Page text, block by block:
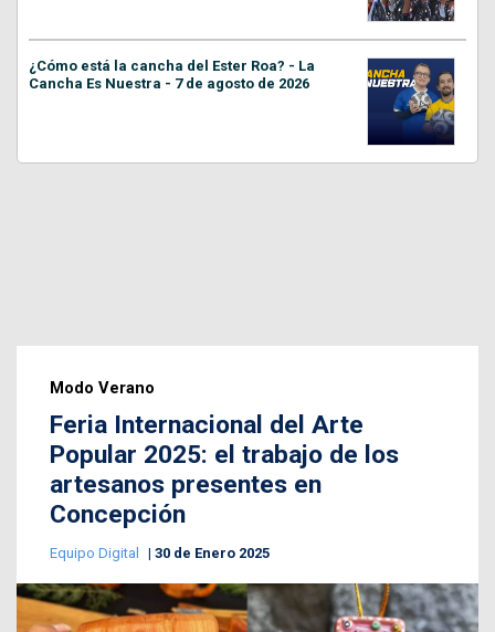
¿Cómo está la cancha del Ester Roa? - La
Cancha Es Nuestra - 7 de agosto de 2026
Modo Verano
Feria Internacional del Arte
Popular 2025: el trabajo de los
artesanos presentes en
Concepción
Equipo Digital 30 de Enero 2025